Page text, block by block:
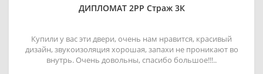
ДИПЛОМАТ 2РР Страж 3К
Купили у вас эти двери, очень нам нравится, красивый
дизайн, звукоизоляция хорошая, запахи не проникают во
внутрь. Очень довольны, спасибо большое!!!..